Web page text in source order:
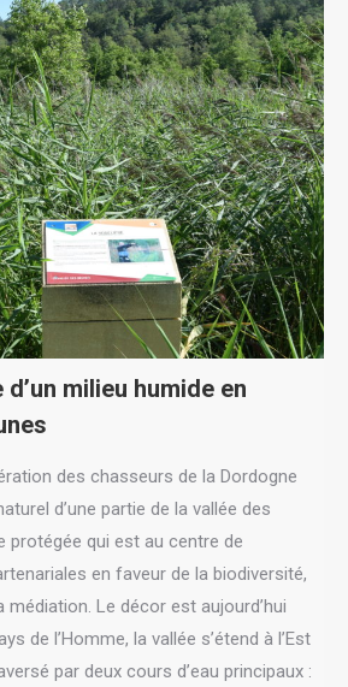
milieu humide en
des chasseurs de la Dordogne
d’une partie de la vallée des
protégée qui est au centre de
en faveur de la biodiversité,
médiation. Le décor est aujourd’hui
de l’Homme, la vallée s’étend à l’Est
par deux cours d’eau principaux :